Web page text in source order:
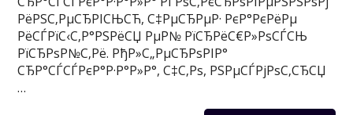
РёРЅС‚РµСЂРІСЊСЋ, С‡РµСЂРµР· РєР°РєРёРµ
РёСЃРїС‹С‚Р°РЅРёСЏ РµР№ РїСЂРёС€Р»РѕСЃСЊ
РїСЂРѕР№С‚Рё. РђР»С„РµСЂРѕРІР°
СЂР°СЃСЃРєР°Р·Р°Р»Р°, С‡С‚Рѕ, РЅРµСЃРјРѕС‚СЂСЏ
…